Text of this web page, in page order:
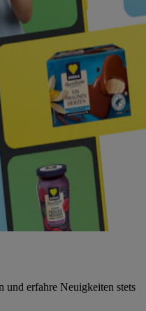
und erfahre Neuigkeiten stets